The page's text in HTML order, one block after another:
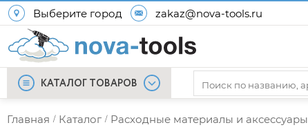
Выберите город zakaz@nova-tools.ru
КАТАЛОГ ТОВАРОВ
Главная / Каталог / Расходные материалы и аксессуары